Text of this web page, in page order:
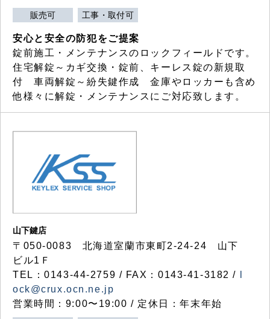
販売可 工事・取付可
安心と安全の防犯をご提案
錠前施工・メンテナンスのロックフィールドです。
住宅解錠～カギ交換・錠前、キーレス錠の新規取
付 車両解錠～紛失鍵作成 金庫やロッカーも含め
他様々に解錠・メンテナンスにご対応致します。
山下鍵店
〒050-0083 北海道室蘭市東町2-24-24 山下
ビル1Ｆ
TEL：0143-44-2759 / FAX：0143-41-3182 /
ock@crux.ocn.ne.jp
営業時間：9:00〜19:00 / 定休日：年末年始